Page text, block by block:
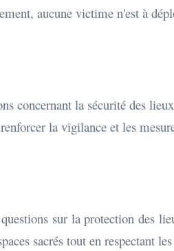
aucune victime n'est à
concernant la sécurité des
la vigilance et les
sur la protection des
sacrés tout en respectant